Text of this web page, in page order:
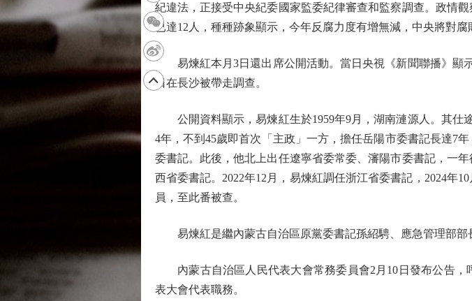
紀違法，正接受中央紀委國家監委紀律審查和監察調查。政情
已達12人，種種跡象顯示，今年反腐力度有增無減，中央將對腐
易煉紅本月3日還出席公開活動。當日央視《新聞聯播》顯
日在長沙被帶走調查。
公開資料顯示，易煉紅生於1959年9月，湖南漣源人。其仕
4年，不到45歲即首次「主政」一方，擔任岳陽市委書記長達7
委書記。此後，他北上出任遼寧省委常委、瀋陽市委書記，一
西省委書記。2022年12月，易煉紅調任浙江省委書記，2024年
員，至此番被查。
易煉紅是繼內蒙古自治區原黨委書記孫紹騁、應急管理部部
內蒙古自治區人民代表大會常務委員會2月10日發布公告，
表大會代表職務。